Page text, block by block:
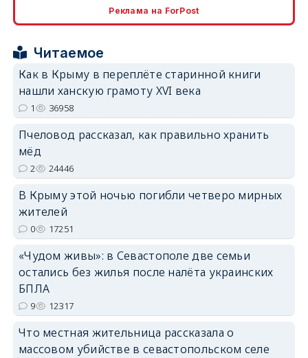
erid: 2SDnjcrDNw6
Реклама на ForPost
Читаемое
Как в Крыму в переплёте старинной книги
нашли ханскую грамоту XVI века
1 36958
Пчеловод рассказал, как правильно хранить
мёд
2 24446
В Крыму этой ночью погибли четверо мирных
жителей
0 17251
«Чудом живы»: в Севастополе две семьи
остались без жилья после налёта украинских
БПЛА
9 12317
Что местная жительница рассказала о
массовом убийстве в севастопольском селе